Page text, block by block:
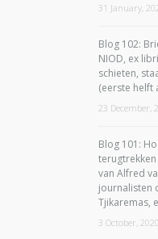
31 January,
Blog 102:
NIOD, ex
schieten,
(eerste helft
23 December,
Blog 101:
van Alfred
journalisten
Tjikaremas,
3 October, 2020